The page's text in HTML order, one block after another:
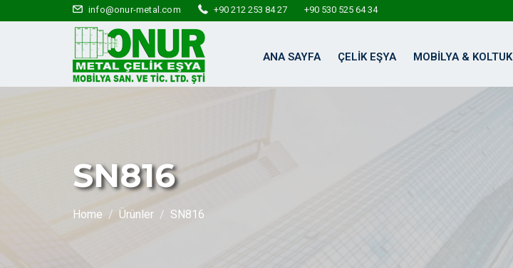
info@onur-metal.com +90 212 253 84 27 +90 530 525 64 34
ANA SAYFA ÇELIK EŞYA MOBILYA & KOLTUK
SN816
Home Ürünler SN816